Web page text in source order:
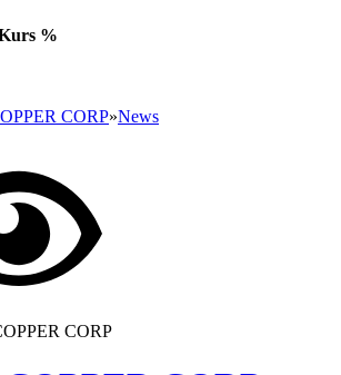
%
CORP»News